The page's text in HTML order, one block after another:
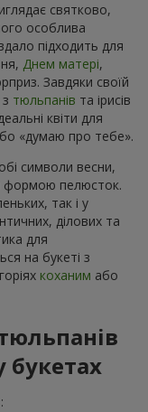
святково,
особлива
підходить для
Днем матері,
Завдяки своїй
тюльпанів та ірисів
квіти для
«думаю про тебе».
символи весни,
формою пелюсток.
так і у
ділових та
для
на букеті з
коханим або